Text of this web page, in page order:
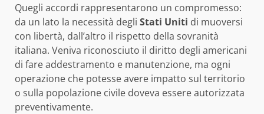
Quegli accordi rappresentarono un compromesso:
da un lato la necessità degli Stati Uniti di muoversi
con libertà, dall’altro il rispetto della sovranità
italiana. Veniva riconosciuto il diritto degli americani
di fare addestramento e manutenzione, ma ogni
operazione che potesse avere impatto sul territorio
o sulla popolazione civile doveva essere autorizzata
preventivamente.